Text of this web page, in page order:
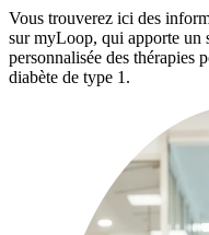
Vous trouverez ici des
sur myLoop, qui apporte un
personnalisée des thérapies
diabète de type 1.